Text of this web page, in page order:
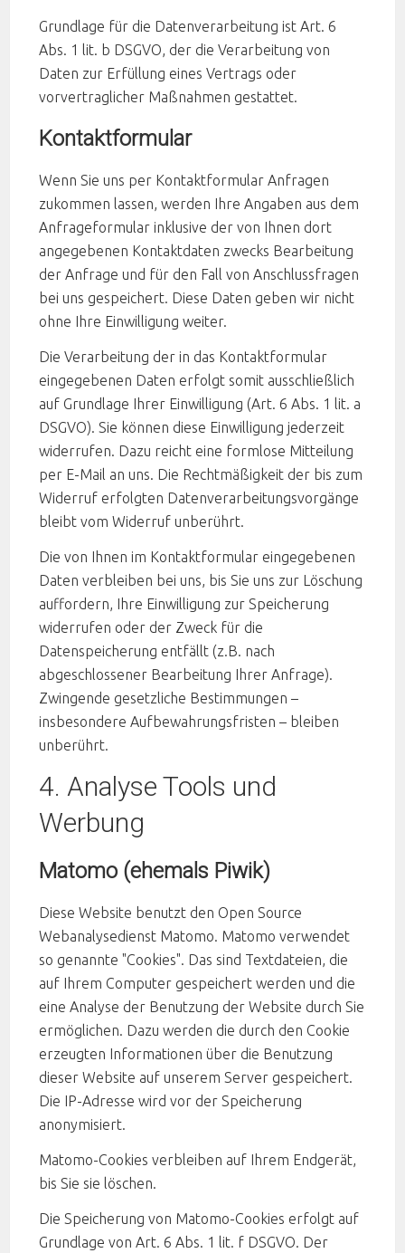
Grundlage für die Datenverarbeitung ist Art. 6
Abs. 1 lit. b DSGVO, der die Verarbeitung von
Daten zur Erfüllung eines Vertrags oder
vorvertraglicher Maßnahmen gestattet.
Kontaktformular
Wenn Sie uns per Kontaktformular Anfragen
zukommen lassen, werden Ihre Angaben aus dem
Anfrageformular inklusive der von Ihnen dort
angegebenen Kontaktdaten zwecks Bearbeitung
der Anfrage und für den Fall von Anschlussfragen
bei uns gespeichert. Diese Daten geben wir nicht
ohne Ihre Einwilligung weiter.
Die Verarbeitung der in das Kontaktformular
eingegebenen Daten erfolgt somit ausschließlich
auf Grundlage Ihrer Einwilligung (Art. 6 Abs. 1 lit. a
DSGVO). Sie können diese Einwilligung jederzeit
widerrufen. Dazu reicht eine formlose Mitteilung
per E-Mail an uns. Die Rechtmäßigkeit der bis zum
Widerruf erfolgten Datenverarbeitungsvorgänge
bleibt vom Widerruf unberührt.
Die von Ihnen im Kontaktformular eingegebenen
Daten verbleiben bei uns, bis Sie uns zur Löschung
auffordern, Ihre Einwilligung zur Speicherung
widerrufen oder der Zweck für die
Datenspeicherung entfällt (z.B. nach
abgeschlossener Bearbeitung Ihrer Anfrage).
Zwingende gesetzliche Bestimmungen –
insbesondere Aufbewahrungsfristen – bleiben
unberührt.
4. Analyse Tools und
Werbung
Matomo (ehemals Piwik)
Diese Website benutzt den Open Source
Webanalysedienst Matomo. Matomo verwendet
so genannte "Cookies". Das sind Textdateien, die
auf Ihrem Computer gespeichert werden und die
eine Analyse der Benutzung der Website durch Sie
ermöglichen. Dazu werden die durch den Cookie
erzeugten Informationen über die Benutzung
dieser Website auf unserem Server gespeichert.
Die IP-Adresse wird vor der Speicherung
anonymisiert.
Matomo-Cookies verbleiben auf Ihrem Endgerät,
bis Sie sie löschen.
Die Speicherung von Matomo-Cookies erfolgt auf
Grundlage von Art. 6 Abs. 1 lit. f DSGVO. Der